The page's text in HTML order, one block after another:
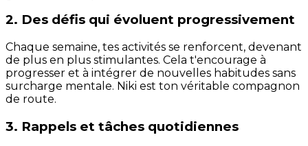
2. Des défis qui évoluent progressivement
Chaque semaine, tes activités se renforcent, devenant
de plus en plus stimulantes. Cela t'encourage à
progresser et à intégrer de nouvelles habitudes sans
surcharge mentale. Niki est ton véritable compagnon
de route.
3. Rappels et tâches quotidiennes